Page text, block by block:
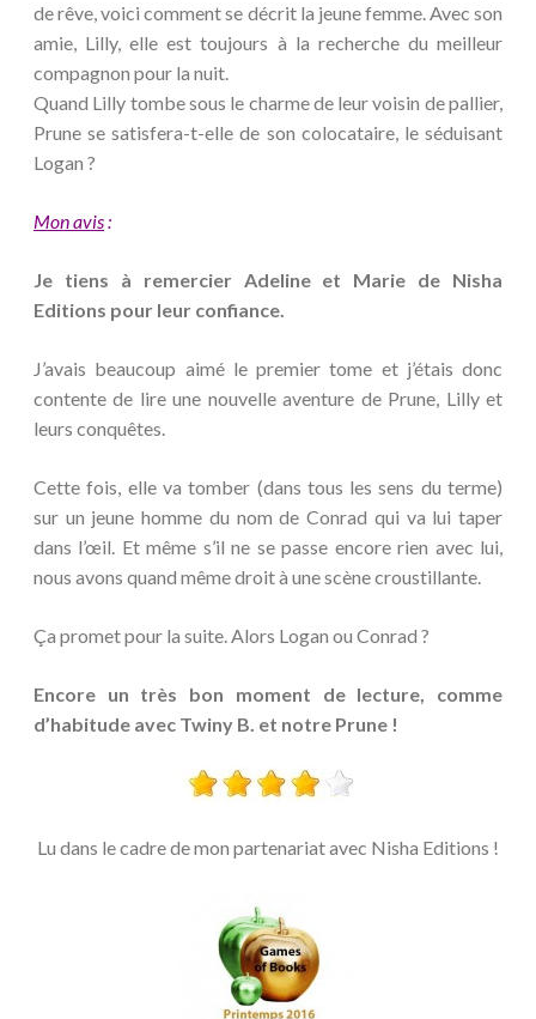
de rêve, voici comment se décrit la jeune femme. Avec son
amie, Lilly, elle est toujours à la recherche du meilleur
compagnon pour la nuit.
Quand Lilly tombe sous le charme de leur voisin de pallier,
Prune se satisfera-t-elle de son colocataire, le séduisant
Logan ?
Mon avis:
Je tiens à remercier Adeline et Marie de Nisha
Editions pour leur confiance.
J’avais beaucoup aimé le premier tome et j’étais donc
contente de lire une nouvelle aventure de Prune, Lilly et
leurs conquêtes.
Cette fois, elle va tomber (dans tous les sens du terme)
sur un jeune homme du nom de Conrad qui va lui taper
dans l’œil. Et même s’il ne se passe encore rien avec lui,
nous avons quand même droit à une scène croustillante.
Ça promet pour la suite. Alors Logan ou Conrad ?
Encore un très bon moment de lecture, comme
d’habitude avec Twiny B. et notre Prune !
Lu dans le cadre de mon partenariat avec Nisha Editions !